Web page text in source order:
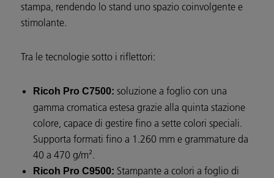
stampa, rendendo lo stand uno spazio coinvolgente e
stimolante.
Tra le tecnologie sotto i riflettori:
Ricoh Pro C7500: soluzione a foglio con una
gamma cromatica estesa grazie alla quinta stazione
colore, capace di gestire fino a sette colori speciali.
Supporta formati fino a 1.260 mm e grammature da
40 a 470 g/m².
Ricoh Pro C9500: Stampante a colori a foglio di